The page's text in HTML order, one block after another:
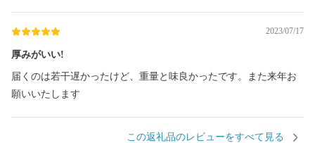
2023/07/17
厚みがいい!
届くのは若干遅かったけど、重量と味良かったです。また来年お
願いいたします
この返礼品のレビューをすべて見る